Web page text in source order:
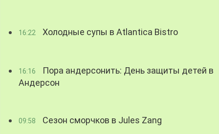
16:22 Холодные супы в Atlantica Bistro
16:16
Пора андерсонить: День защиты детей в
Андерсон
09:58 Сезон сморчков в Jules Zang